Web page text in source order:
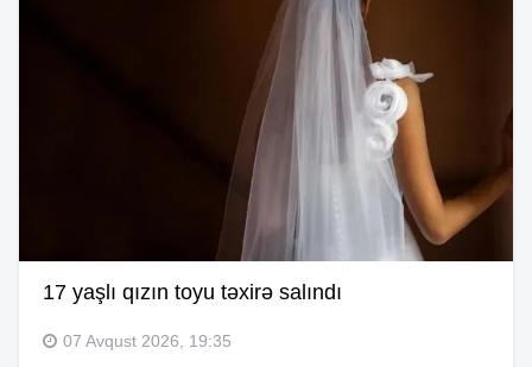
17 yaşlı qızın toyu təxirə salındı
07 Avqust 2026, 19:35